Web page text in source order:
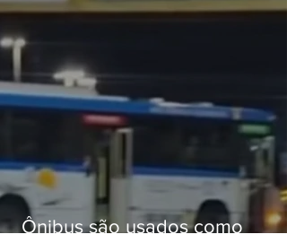
Ônibus são usados como